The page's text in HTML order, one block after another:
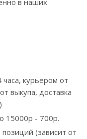
в наших
курьером от
выкупа, доставка
15000р - 700р.
(зависит от